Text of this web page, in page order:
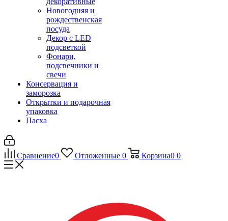
Новогодняя и
рождественская
посуда
Декор с LED
подсветкой
Фонари,
подсвечники и
свечи
Консервация и
заморозка
Открытки и подарочная
упаковка
Пасха
Сравнение0 Отложенные 0 Корзина0 0